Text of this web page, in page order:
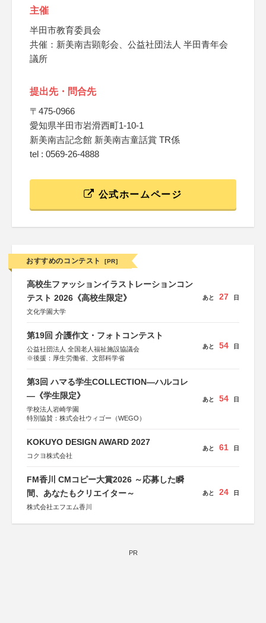
主催
半田市教育委員会
共催：新美南吉顕彰会、公益社団法人 半田青年会
議所
提出先・問合先
〒475-0966
愛知県半田市岩滑西町1-10-1
新美南吉記念館 新美南吉童話賞 TR係
tel : 0569-26-4888
公式ホームページ
おすすめのコンテスト [PR]
高校生ファッションイラストレーションコン
テスト 2026《高校生限定》
文化学園大学
あと 27 日
第19回 介護作文・フォトコンテスト
公益社団法人 全国老人福祉施設協議会
※後援：厚生労働省、文部科学省
あと 54 日
第3回 ハマる学生COLLECTION―ハルコレ
―《学生限定》
学校法人岩崎学園
特別協賛：株式会社ウィゴー（WEGO）
あと 54 日
KOKUYO DESIGN AWARD 2027
コクヨ株式会社
あと 61 日
FM香川 CMコピー大賞2026 ～応募した瞬
間、あなたもクリエイター～
株式会社エフエム香川
あと 24 日
PR